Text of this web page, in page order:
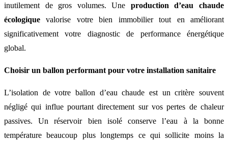
inutilement de gros volumes. Une production d’eau chaude
écologique valorise votre bien immobilier tout en améliorant
significativement votre diagnostic de performance énergétique
global.
Choisir un ballon performant pour votre installation sanitaire
L’isolation de votre ballon d’eau chaude est un critère souvent
négligé qui influe pourtant directement sur vos pertes de chaleur
passives. Un réservoir bien isolé conserve l’eau à la bonne
température beaucoup plus longtemps ce qui sollicite moins la